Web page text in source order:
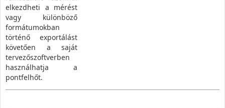
elkezdheti a mérést
vagy különböző
formátumokban
történő exportálást
követően a saját
tervezőszoftverben
használhatja a
pontfelhőt.